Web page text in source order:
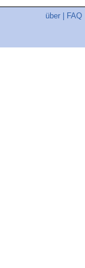
über FAQ